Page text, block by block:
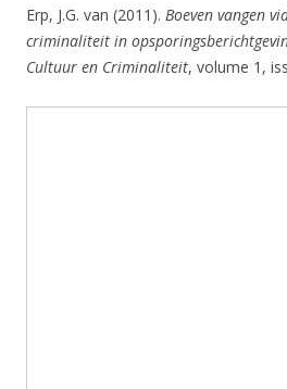
Erp, J.G. van (2011). Boeven vangen
criminaliteit in
Cultuur en Criminaliteit, volume 1,